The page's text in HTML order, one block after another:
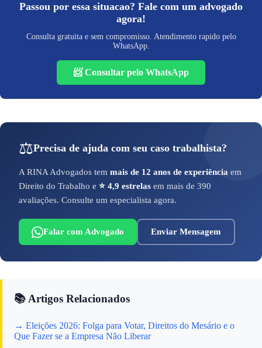
Passou por essa situacao? Fale com um advogado
agora!
Consulta gratuita e sem compromisso. Atendimento rapido pelo
WhatsApp.
📨 Consultar pelo WhatsApp
⚖️Precisa de ajuda com seu caso trabalhista?
A RINA Advogados tem mais de 12 anos de experiência em
Direito do Trabalho e ⭐ 4,9 estrelas em mais de 390
avaliações. Consulte um especialista agora.
Falar com Advogado Enviar Mensagem
📚 Artigos Relacionados
→ Eleições 2026: Folga para Votar, Direitos do Mesário e o
Que Fazer se a Empresa Não Liberar